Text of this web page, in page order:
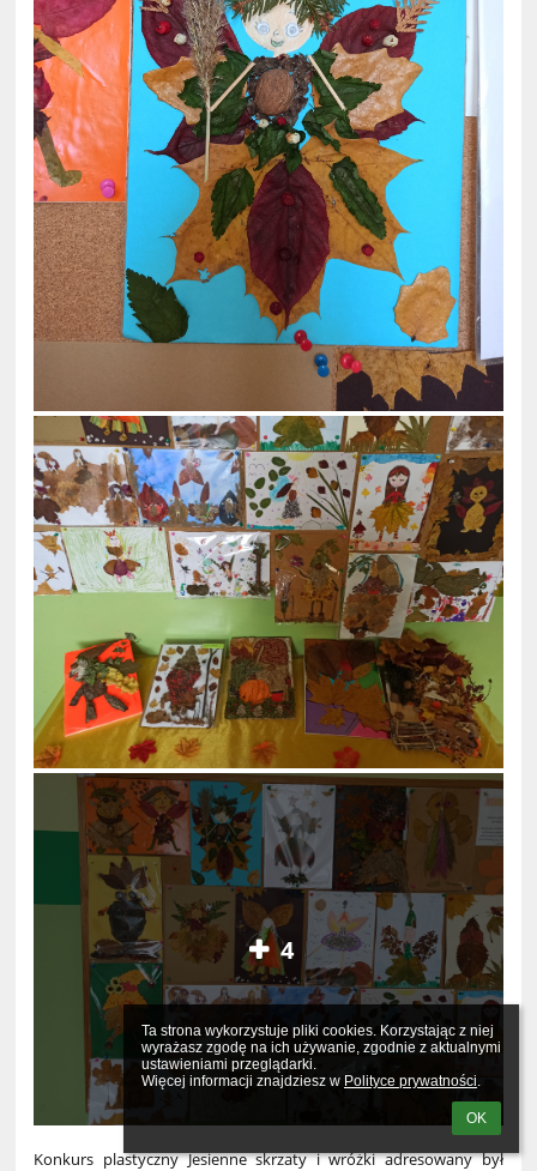
Ta strona wykorzystuje pliki cookies. Korzystając z niej
wyrażasz zgodę na ich używanie, zgodnie z aktualnymi
ustawieniami przeglądarki.
Więcej informacji znajdziesz w Polityce prywatności.
OK
4
Konkurs plastyczny Jesienne skrzaty i wróżki adresowany był